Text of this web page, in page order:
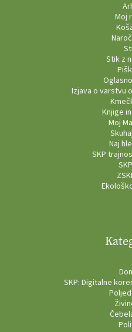
Moj
Stik z
Izjava o varstvu
Knjige
Moj
Naj
SKP
SKP: Digitalne